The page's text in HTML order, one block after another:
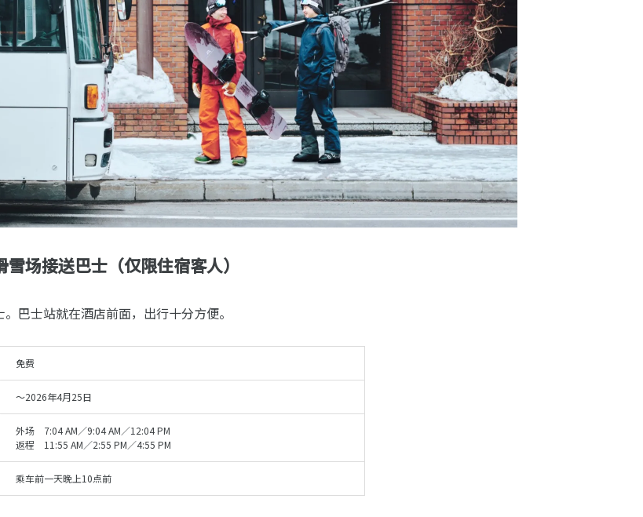
雪场接送巴士（仅限住宿客人）
巴士站就在酒店前面，出行十分方便。
免费
～2026年4月25日
外场 7:04 AM／9:04 AM／12:04 PM
返程 11:55 AM／2:55 PM／4:55 PM
乘车前一天晚上10点前